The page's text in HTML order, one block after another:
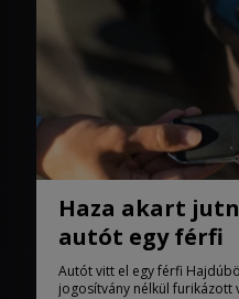
Haza akart
autót egy férfi
Autót vitt el egy férfi
jogosítvány nélkül furikázott